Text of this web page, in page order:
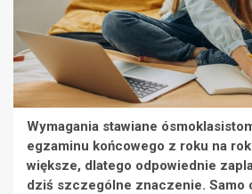
Wymagania stawiane
egzaminu końcowego z roku na
większe, dlatego odpowiednie
dziś szczególne znaczenie. Samo